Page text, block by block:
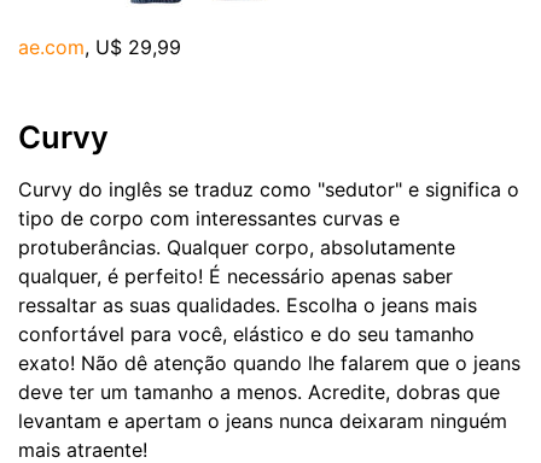
ae.com, U$ 29,99
Curvy
Curvy do inglês se traduz como "sedutor" e significa o
tipo de corpo com interessantes curvas e
protuberâncias. Qualquer corpo, absolutamente
qualquer, é perfeito! É necessário apenas saber
ressaltar as suas qualidades. Escolha o jeans mais
confortável para você, elástico e do seu tamanho
exato! Não dê atenção quando lhe falarem que o jeans
deve ter um tamanho a menos. Acredite, dobras que
levantam e apertam o jeans nunca deixaram ninguém
mais atraente!